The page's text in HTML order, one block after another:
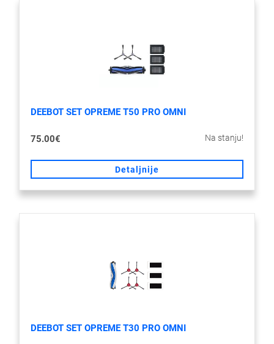
DEEBOT SET OPREME T50 PRO OMNI
75.00€ Na stanju!
Detaljnije
DEEBOT SET OPREME T30 PRO OMNI